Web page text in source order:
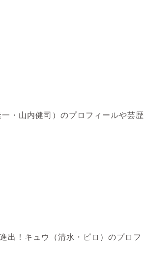
・山内健司）のプロフィールや芸歴
出！キュウ（清水・ピロ）のプロフ